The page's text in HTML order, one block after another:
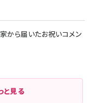
から届いたお祝いコメン
と見る